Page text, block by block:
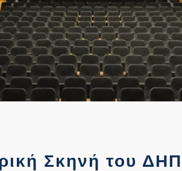
Σκηνή του